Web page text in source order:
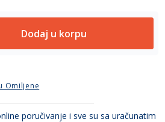
Dodaj u korpu
Omiljene
poručivanje i sve su sa uračunatim